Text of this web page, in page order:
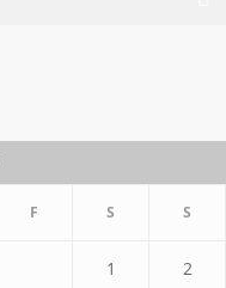
F S S
1 2